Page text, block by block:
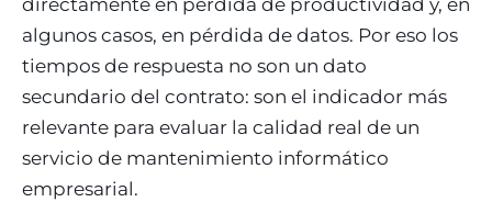
algunos casos, en pérdida de datos. Por eso los
tiempos de respuesta no son un dato
secundario del contrato: son el indicador más
relevante para evaluar la calidad real de un
servicio de mantenimiento informático
empresarial.